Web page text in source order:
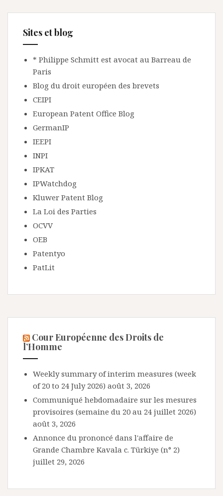
Sites et blog
* Philippe Schmitt est avocat au Barreau de
Paris
Blog du droit européen des brevets
CEIPI
European Patent Office Blog
GermanIP
IEEPI
INPI
IPKAT
IPWatchdog
Kluwer Patent Blog
La Loi des Parties
OCVV
OEB
Patentyo
PatLit
Cour Européenne des Droits de
l’Homme
Weekly summary of interim measures (week
of 20 to 24 July 2026) août 3, 2026
Communiqué hebdomadaire sur les mesures
provisoires (semaine du 20 au 24 juillet 2026)
août 3, 2026
Annonce du prononcé dans l'affaire de
Grande Chambre Kavala c. Türkiye (n° 2)
juillet 29, 2026